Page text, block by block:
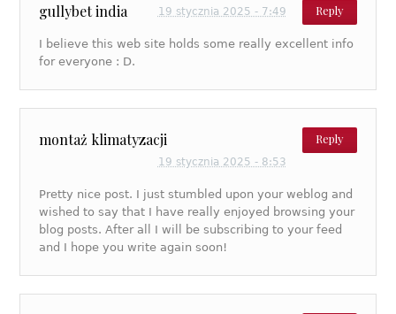
gullybet india Reply
19 stycznia 2025 - 7:49
I believe this web site holds some really excellent info
for everyone : D.
montaż klimatyzacji Reply
19 stycznia 2025 - 8:53
Pretty nice post. I just stumbled upon your weblog and
wished to say that I have really enjoyed browsing your
blog posts. After all I will be subscribing to your feed
and I hope you write again soon!